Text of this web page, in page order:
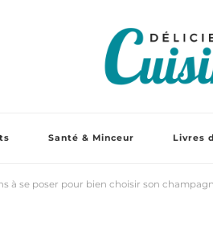
Santé & Minceur Livres
à se poser pour bien choisir son